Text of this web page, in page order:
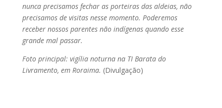
nunca precisamos fechar as porteiras das aldeias, não
precisamos de visitas nesse momento. Poderemos
receber nossos parentes não indígenas quando esse
grande mal passar.
Foto principal: vigília noturna na TI Barata do
Livramento, em Roraima. (Divulgação)